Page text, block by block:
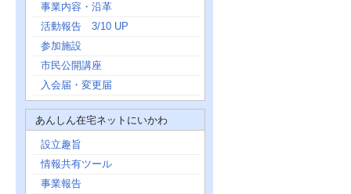
事業内容・沿革
活動報告 3/10 UP
参加施設
市民公開講座
入会届・変更届
あんしん在宅ネットにいかわ
設立趣旨
情報共有ツール
事業報告